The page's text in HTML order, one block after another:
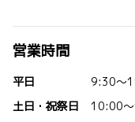
営業時間
平日
9:30～
土日・祝祭日
10:00